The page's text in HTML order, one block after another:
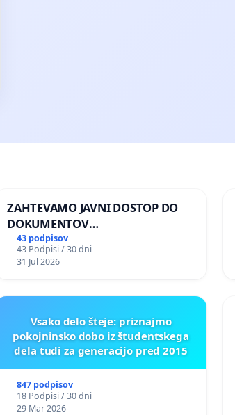
ZAHTEVAMO JAVNI DOSTOP DO
DOKUMENTOV
PARLAMENTARNIH
PREISKOVALNIH KOMISIJ O
ILEGALNI TRGOVINI Z OROŽJEM
43 podpisov
43 Podpisi / 30 dni
31 Jul 2026
Vsako delo šteje: priznajmo
pokojninsko dobo iz študentskega
dela tudi za generacijo pred 2015
847 podpisov
18 Podpisi / 30 dni
29 Mar 2026